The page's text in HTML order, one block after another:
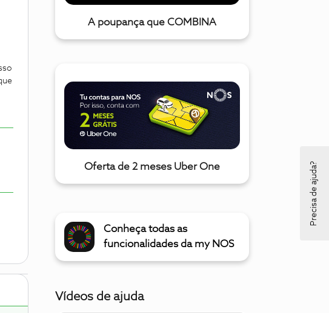
A poupança que COMBINA
Oferta de 2 meses Uber One
Conheça todas as
funcionalidades da my NOS
Vídeos de ajuda
Precisa de ajuda?